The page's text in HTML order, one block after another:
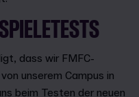
dass wir FMFC-
unserem Campus in
beim Testen der neuen